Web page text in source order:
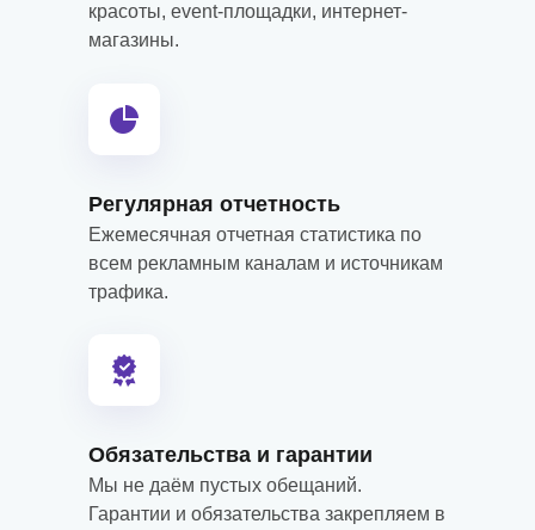
Обязательства и гарантии
Мы не даём пустых обещаний.
Гарантии и обязательства закрепляем в
Регулярная отчетность
Ежемесячная отчетная статистика по
всем рекламным каналам и источникам
трафика.
красоты, event-площадки, интернет-
магазины.